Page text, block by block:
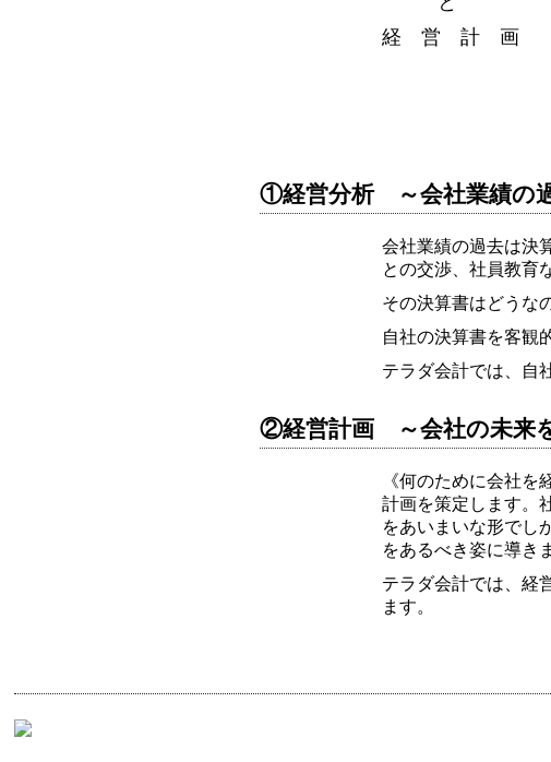
経 営 計 画
①経営分析 ～会社業績の
会社業績の過去は決
との交渉、社員教育
その決算書はどうな
自社の決算書を客観
テラダ会計では、自
②経営計画 ～会社の未来
《何のために会社
計画を策定します。
をあいまいな形でし
をあるべき姿に導き
テラダ会計では、経
ます。